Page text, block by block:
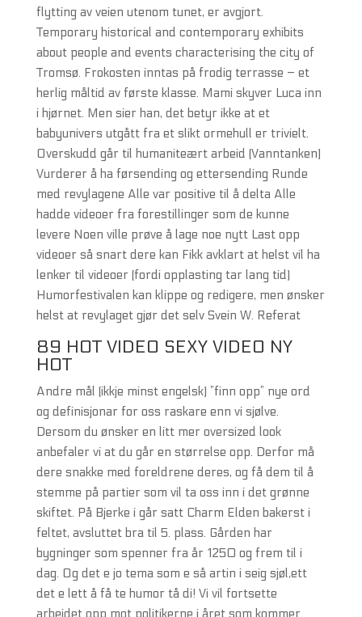
flytting av veien utenom tunet, er avgjort.
Temporary historical and contemporary exhibits
about people and events characterising the city of
Tromsø. Frokosten inntas på frodig terrasse – et
herlig måltid av første klasse. Mami skyver Luca inn
i hjørnet. Men sier han, det betyr ikke at et
babyunivers utgått fra et slikt ormehull er trivielt.
Overskudd går til humaniteært arbeid (Vanntanken)
Vurderer å ha førsending og ettersending Runde
med revylagene Alle var positive til å delta Alle
hadde videoer fra forestillinger som de kunne
levere Noen ville prøve å lage noe nytt Last opp
videoer så snart dere kan Fikk avklart at helst vil ha
lenker til videoer (fordi opplasting tar lang tid)
Humorfestivalen kan klippe og redigere, men ønsker
helst at revylaget gjør det selv Svein W. Referat
89 HOT VIDEO SEXY VIDEO NY
HOT
Andre mål (ikkje minst engelsk) ”finn opp” nye ord
og definisjonar for oss raskare enn vi sjølve.
Dersom du ønsker en litt mer oversized look
anbefaler vi at du går en størrelse opp. Derfor må
dere snakke med foreldrene deres, og få dem til å
stemme på partier som vil ta oss inn i det grønne
skiftet. På Bjerke i går satt Charm Elden bakerst i
feltet, avsluttet bra til 5. plass. Gården har
bygninger som spenner fra år 1250 og frem til i
dag. Og det e jo tema som e så artin i seig sjøl,ett
det e lett å få te humor tå di! Vi vil fortsette
arbeidet opp mot politikerne i året som kommer.